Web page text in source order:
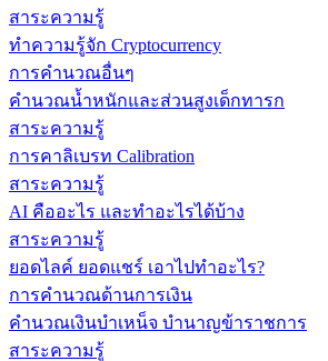
สาระความรู้
ทำความรู้จัก Cryptocurrency
การคำนวณอื่นๆ
คำนวณน้ำหนักและส่วนสูงเด็กทารก
สาระความรู้
การคาลิเบรท Calibration
สาระความรู้
AI คืออะไร และทำอะไรได้บ้าง
สาระความรู้
ยอดไลค์ ยอดแชร์ เอาไปทำอะไร?
การคำนวณด้านการเงิน
คำนวณเงินบำเหน็จ บำนาญข้าราชการ
สาระความรู้